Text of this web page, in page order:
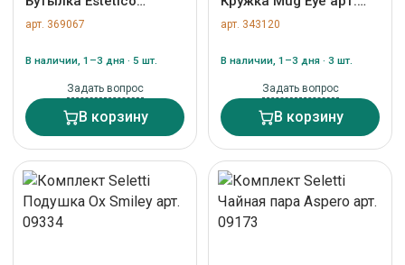
Quotidiano Large арт.
10624
арт. 369067
В наличии, 1–3 дня · 5 шт.
Задать вопрос
В корзину
16854
арт. 343120
В наличии, 1–3 дня · 3 шт.
Задать вопрос
В корзину